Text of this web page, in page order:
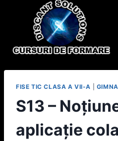
FISE TIC CLASA A VII-A
S13 –
aplicație